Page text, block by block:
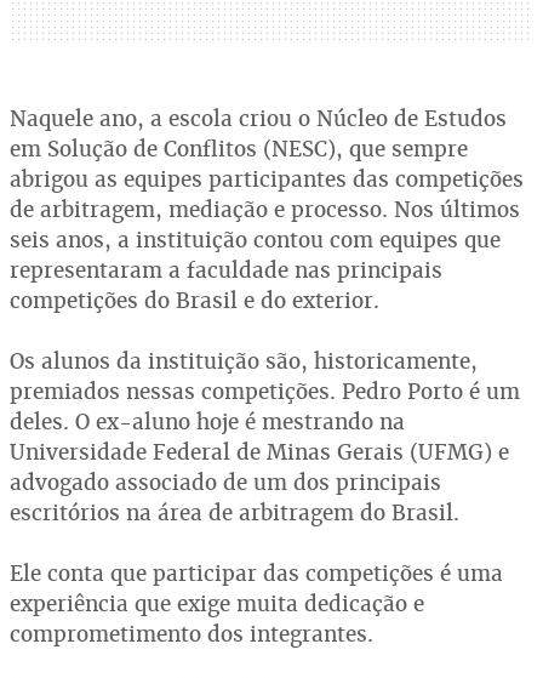
Naquele ano, a escola criou o Núcleo de Estudos
em Solução de Conflitos (NESC), que sempre
abrigou as equipes participantes das competições
de arbitragem, mediação e processo. Nos últimos
seis anos, a instituição contou com equipes que
representaram a faculdade nas principais
competições do Brasil e do exterior.
Os alunos da instituição são, historicamente,
premiados nessas competições. Pedro Porto é um
deles. O ex-aluno hoje é mestrando na
Universidade Federal de Minas Gerais (UFMG) e
advogado associado de um dos principais
escritórios na área de arbitragem do Brasil.
Ele conta que participar das competições é uma
experiência que exige muita dedicação e
comprometimento dos integrantes.